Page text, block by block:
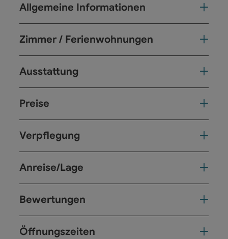
Allgemeine Informationen
Zimmer / Ferienwohnungen
Ausstattung
Preise
Verpflegung
Anreise/Lage
Bewertungen
Öffnungszeiten